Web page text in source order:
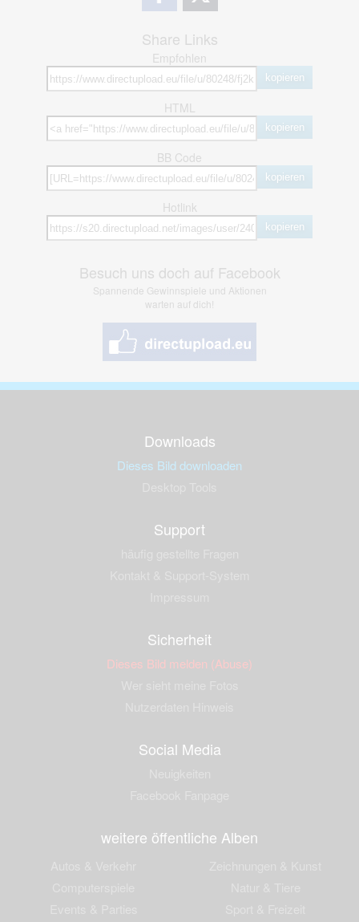
Share Links
Empfohlen
kopieren
HTML
kopieren
BB Code
kopieren
Hotlink
kopieren
Besuch uns doch auf Facebook
Spannende Gewinnspiele und Aktionen
warten auf dich!
Downloads
Dieses Bild downloaden
Support
Sicherheit
Dieses Bild melden (Abuse)
Social Media
weitere öffentliche Alben